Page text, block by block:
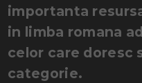
importanta
in limba romana
celor care doresc
categorie.